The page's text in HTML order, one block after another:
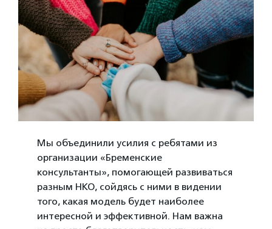
Мы объединили усилия с ребятами из
организации «Бременские
консультанты», помогающей развиваться
разным НКО, сойдясь с ними в видении
того, какая модель будет наиболее
интересной и эффективной. Нам важна